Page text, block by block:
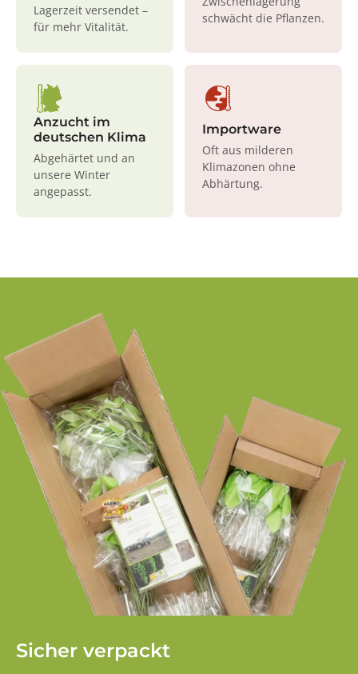
Lagerzeit versendet –
für mehr Vitalität.
schwächt die Pflanzen.
Anzucht im
deutschen Klima
Abgehärtet und an
unsere Winter
angepasst.
Importware
Oft aus milderen
Klimazonen ohne
Abhärtung.
Sicher verpackt